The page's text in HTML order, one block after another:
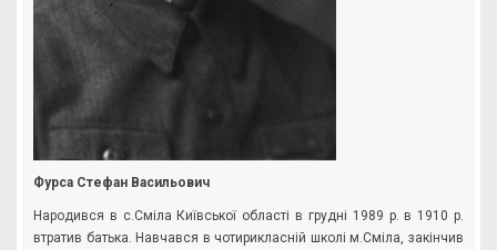
Фурса Стефан Васильович
Народився в с.Сміла Київської області в грудні 1989 р. в 1910 р.
втратив батька. Навчався в чотирикласній школі м.Сміла, закінчив